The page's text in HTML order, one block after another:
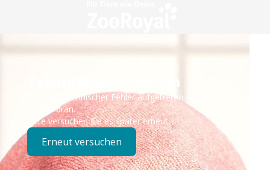
Technisches Problem
Es ist ein technischer Fehler aufgetreten – wir sind
bereits dran.
Bitte versuchen Sie es später erneut.
Erneut versuchen